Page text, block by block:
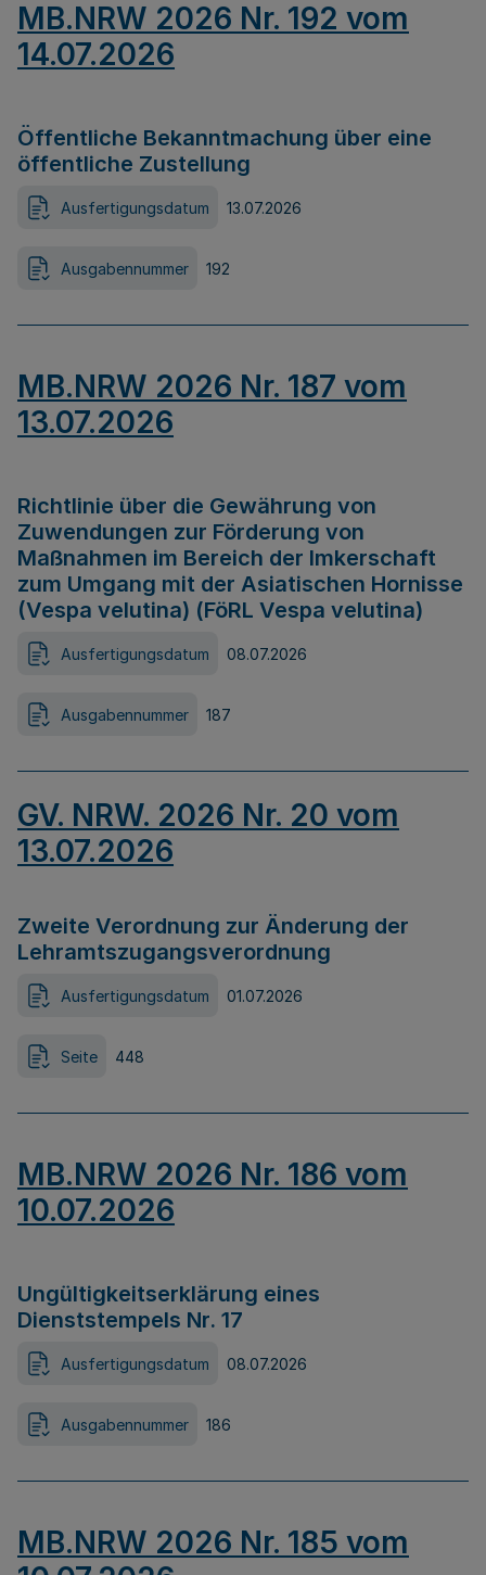
MB.NRW 2026 Nr. 192 vom
14.07.2026
Öffentliche Bekanntmachung über eine
öffentliche Zustellung
Ausfertigungsdatum 13.07.2026
Ausgabennummer 192
MB.NRW 2026 Nr. 187 vom
13.07.2026
Richtlinie über die Gewährung von
Zuwendungen zur Förderung von
Maßnahmen im Bereich der Imkerschaft
zum Umgang mit der Asiatischen Hornisse
(Vespa velutina) (FöRL Vespa velutina)
Ausfertigungsdatum 08.07.2026
Ausgabennummer 187
GV. NRW. 2026 Nr. 20 vom
13.07.2026
Zweite Verordnung zur Änderung der
Lehramtszugangsverordnung
Ausfertigungsdatum 01.07.2026
Seite 448
MB.NRW 2026 Nr. 186 vom
10.07.2026
Ungültigkeitserklärung eines
Dienststempels Nr. 17
Ausfertigungsdatum 08.07.2026
Ausgabennummer 186
MB.NRW 2026 Nr. 185 vom